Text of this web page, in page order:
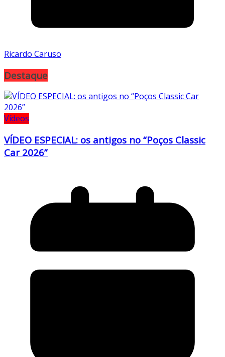
Ricardo Caruso
Destaque
Vídeos
VÍDEO ESPECIAL: os antigos no “Poços Classic
Car 2026”